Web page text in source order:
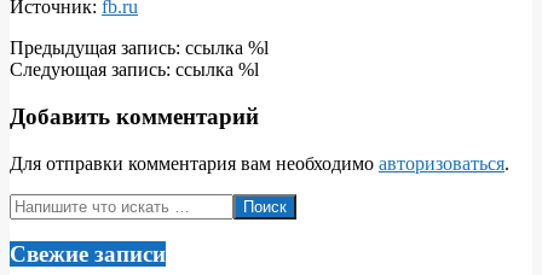
Источник: fb.ru
2018-
09-
Предыдущая запись: ссылка %l
Следующая запись: ссылка %l
Добавить комментарий
Для отправки комментария вам необходимо авторизоваться.
Поиск
Свежие записи